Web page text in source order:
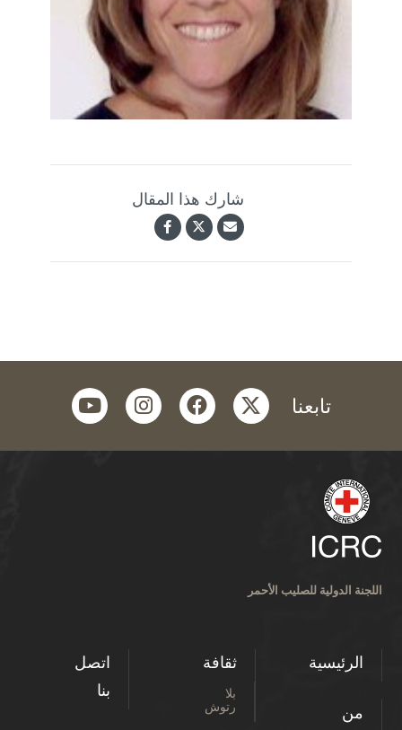
شارك هذا المقال
تابعنا twitter
facebook
instagram
youtube
اللجنة الدولية للصليب الأحمر
الرئيسية
من
ثقافة
بلا
رتوش
اتصل
بنا